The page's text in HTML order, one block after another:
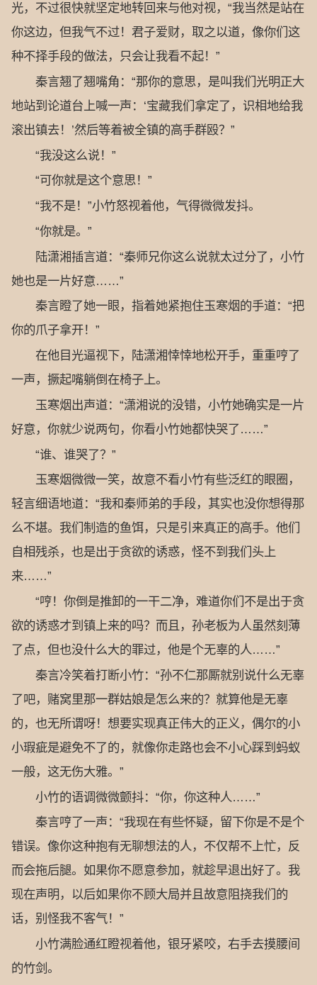
光，不过很快就坚定地转回来与他对视，“我当然是站在
你这边，但我气不过！君子爱财，取之以道，像你们这
种不择手段的做法，只会让我看不起！”
秦言翘了翘嘴角：“那你的意思，是叫我们光明正大
地站到论道台上喊一声：‘宝藏我们拿定了，识相地给我
滚出镇去！’然后等着被全镇的高手群殴？”
“我没这么说！”
“可你就是这个意思！”
“我不是！”小竹怒视着他，气得微微发抖。
“你就是。”
陆潇湘插言道：“秦师兄你这么说就太过分了，小竹
她也是一片好意……”
秦言瞪了她一眼，指着她紧抱住玉寒烟的手道：“把
你的爪子拿开！”
在他目光逼视下，陆潇湘悻悻地松开手，重重哼了
一声，撅起嘴躺倒在椅子上。
玉寒烟出声道：“潇湘说的没错，小竹她确实是一片
好意，你就少说两句，你看小竹她都快哭了……”
“谁、谁哭了？”
玉寒烟微微一笑，故意不看小竹有些泛红的眼圈，
轻言细语地道：“我和秦师弟的手段，其实也没你想得那
么不堪。我们制造的鱼饵，只是引来真正的高手。他们
自相残杀，也是出于贪欲的诱惑，怪不到我们头上
来……”
“哼！你倒是推卸的一干二净，难道你们不是出于贪
欲的诱惑才到镇上来的吗？而且，孙老板为人虽然刻薄
了点，但也没什么大的罪过，他是个无辜的人……”
秦言冷笑着打断小竹：“孙不仁那厮就别说什么无辜
了吧，赌窝里那一群姑娘是怎么来的？就算他是无辜
的，也无所谓呀！想要实现真正伟大的正义，偶尔的小
小瑕疵是避免不了的，就像你走路也会不小心踩到蚂蚁
一般，这无伤大雅。”
小竹的语调微微颤抖：“你，你这种人……”
秦言哼了一声：“我现在有些怀疑，留下你是不是个
错误。像你这种抱有无聊想法的人，不仅帮不上忙，反
而会拖后腿。如果你不愿意参加，就趁早退出好了。我
现在声明，以后如果你不顾大局并且故意阻挠我们的
话，别怪我不客气！”
小竹满脸通红瞪视着他，银牙紧咬，右手去摸腰间
的竹剑。